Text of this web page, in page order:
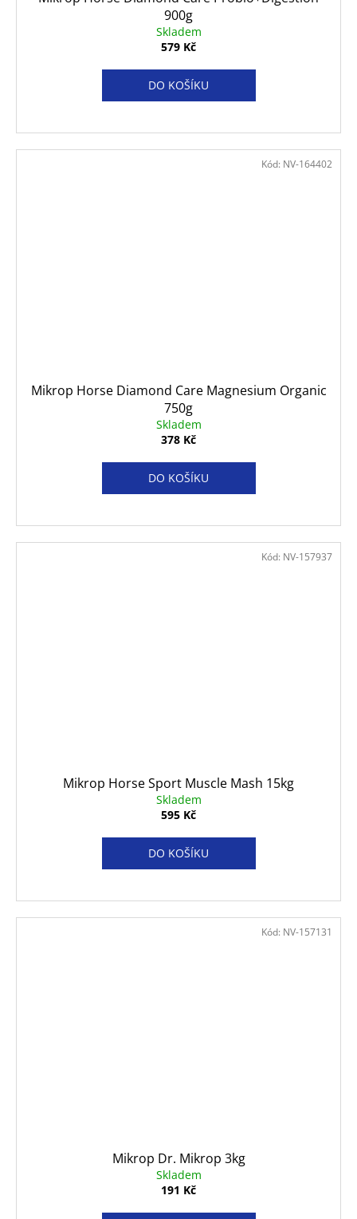
900g
Skladem
579 Kč
DO KOŠÍKU
Mikrop Horse Diamond Care Magnesium Organic
750g
Skladem
378 Kč
DO KOŠÍKU
Kód: NV-164402
Mikrop Horse Sport Muscle Mash 15kg
Skladem
595 Kč
DO KOŠÍKU
Kód: NV-157937
Mikrop Dr. Mikrop 3kg
Skladem
191 Kč
Kód: NV-157131